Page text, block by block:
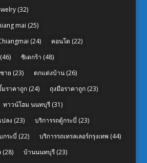
(32)
mai (25)
(24) คอนโด (22)
ซิเดกร้า (48)
าย (23) ตกแต่งบ้าน(26)
ราคาถูก(24) ถุงมือราคาถูก(23)
ทาวน์โฮม นนทบุรี(31)
ลง (23) บริการรถตู้กระบี่ (23)
กระบี่ (22) บริการรถเทรลเลอร์กรุงเทพ (44)
(28) บ้านนนทบุรี(23)